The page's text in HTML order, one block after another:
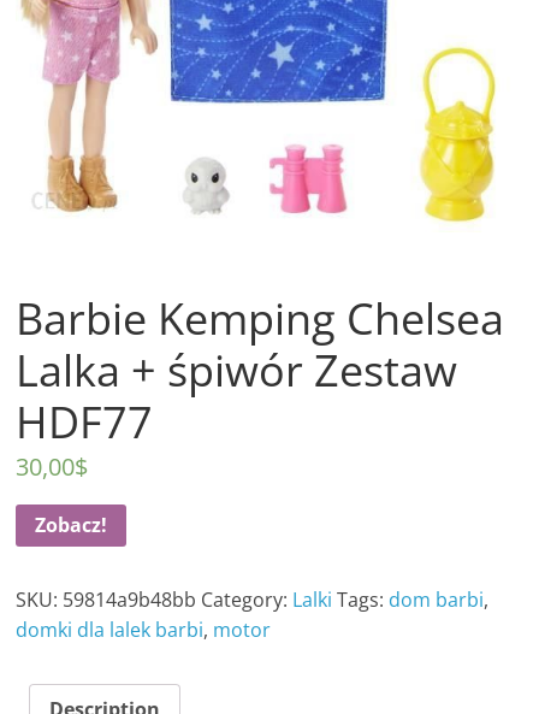
Barbie Kemping Chelsea
Lalka + śpiwór Zestaw
HDF77
30,00$
Zobacz!
SKU: 59814a9b48bb Category: Lalki Tags: dom barbi,
domki dla lalek barbi, motor